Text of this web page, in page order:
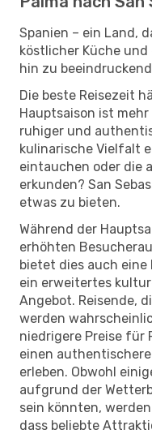
Spanien – ein Land,
köstlicher Küche
hin zu
Die beste Reisezeit
Hauptsaison ist
ruhiger und
kulinarische Vielfalt
eintauchen oder die
erkunden? San
etwas zu bieten.
Während der
erhöhten
bietet dies auch eine
ein erweitertes
Angebot. Reisende,
werden
niedrigere Preise für
einen
erleben. Obwohl
aufgrund der
sein könnten,
dass beliebte